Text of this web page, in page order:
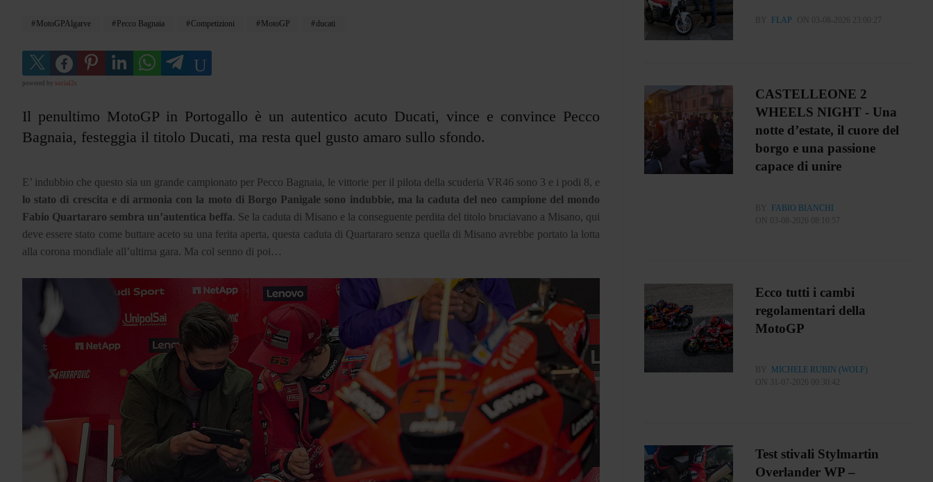
MotoGPAlgarve Pecco Bagnaia Competizioni MotoGP ducati
powered by social2s
Il penultimo MotoGP in Portogallo è un autentico acuto Ducati, vince e convince Pecco
Bagnaia, festeggia il titolo Ducati, ma resta quel gusto amaro sullo sfondo.
E’ indubbio che questo sia un grande campionato per Pecco Bagnaia, le vittorie per il pilota della scuderia VR46 sono 3 e i podi 8, e
lo stato di crescita e di armonia con la moto di Borgo Panigale sono indubbie, ma la caduta del neo campione del mondo
Fabio Quartararo sembra un’autentica beffa. Se la caduta di Misano e la conseguente perdita del titolo bruciavano a Misano, qui
deve essere stato come buttare aceto su una ferita aperta, questa caduta di Quartararo senza quella di Misano avrebbe portato la lotta
alla corona mondiale all’ultima gara. Ma col senno di poi…
BY FLAP ON 03-08-2026 23:00:27
CASTELLEONE 2
WHEELS NIGHT - Una
notte d’estate, il cuore del
borgo e una passione
capace di unire
BY
FABIO BIANCHI
ON 03-08-2026 08:10:57
Ecco tutti i cambi
regolamentari della
MotoGP
BY
MICHELE RUBIN (WOLF)
ON 31-07-2026 00:30:42
Test stivali Stylmartin
Overlander WP –